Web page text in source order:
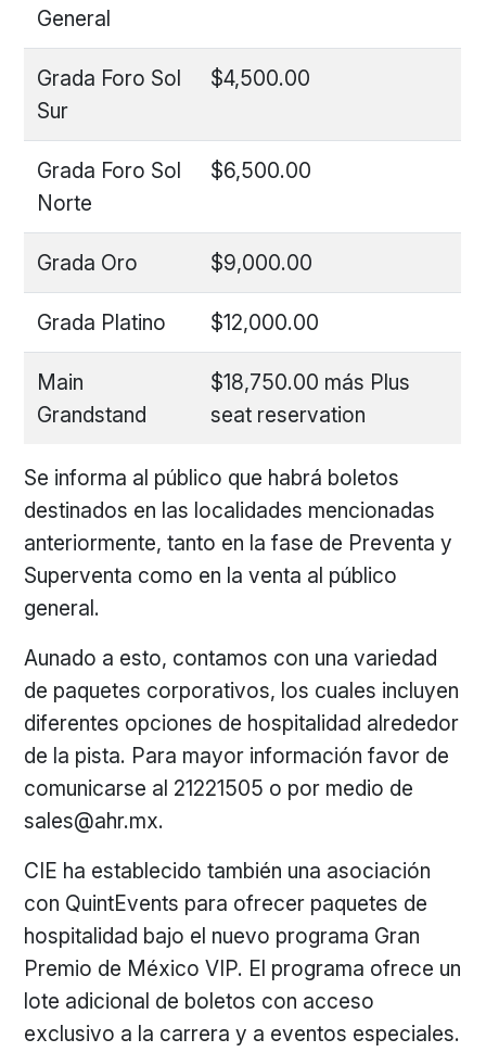
General
Grada Foro Sol
Sur
$4,500.00
Grada Foro Sol
Norte
$6,500.00
Grada Oro $9,000.00
Grada Platino $12,000.00
Main
Grandstand
$18,750.00 más Plus
seat reservation
Se informa al público que habrá boletos
destinados en las localidades mencionadas
anteriormente, tanto en la fase de Preventa y
Superventa como en la venta al público
general.
Aunado a esto, contamos con una variedad
de paquetes corporativos, los cuales incluyen
diferentes opciones de hospitalidad alrededor
de la pista. Para mayor información favor de
comunicarse al 21221505 o por medio de
sales@ahr.mx.
CIE ha establecido también una asociación
con QuintEvents para ofrecer paquetes de
hospitalidad bajo el nuevo programa Gran
Premio de México VIP. El programa ofrece un
lote adicional de boletos con acceso
exclusivo a la carrera y a eventos especiales.